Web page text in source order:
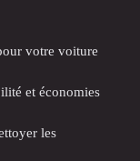
votre voiture
et économies
les